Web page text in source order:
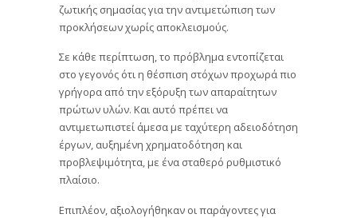
ζωτικής σημασίας για την αντιμετώπιση των
προκλήσεων χωρίς αποκλεισμούς.
Σε κάθε περίπτωση, το πρόβλημα εντοπίζεται
στο γεγονός ότι η θέσπιση στόχων προχωρά πιο
γρήγορα από την εξόρυξη των απαραίτητων
πρώτων υλών. Και αυτό πρέπει να
αντιμετωπιστεί άμεσα με ταχύτερη αδειοδότηση
έργων, αυξημένη χρηματοδότηση και
προβλεψιμότητα, με ένα σταθερό ρυθμιστικό
πλαίσιο.
Επιπλέον, αξιολογήθηκαν οι παράγοντες για